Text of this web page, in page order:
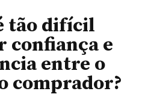
tão difícil
confiança e
entre o
comprador?